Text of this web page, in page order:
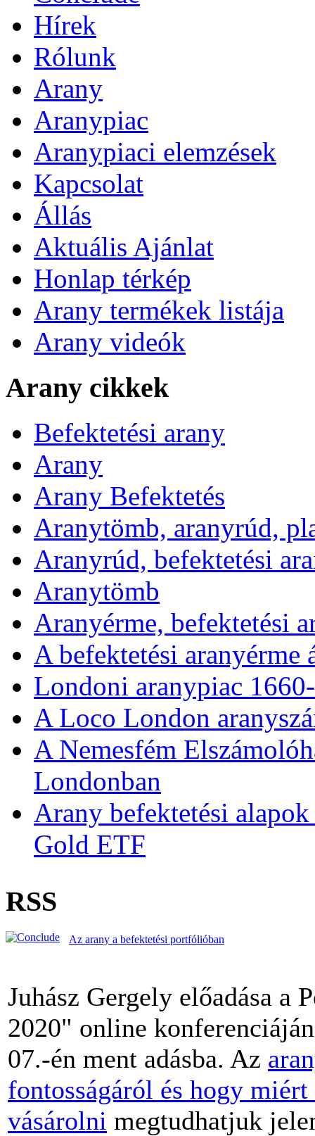
Hírek
Rólunk
Arany
Aranypiac
Aranypiaci elemzések
Kapcsolat
Állás
Aktuális Ajánlat
Honlap térkép
Arany termékek listája
Arany videók
Arany cikkek
Befektetési arany
Arany
Arany Befektetés
Aranytömb, aranyrúd,
Aranyrúd, befektetési
Aranytömb
Aranyérme, befektetési
A befektetési
Londoni aranypiac
A Loco London
A Nemesfém
Londonban
Arany befektetési
Gold ETF
RSS
Az arany a befektetési portfólióban
Juhász Gergely előadása
2020" online
07.-én ment adásba. Az
fontosságáról és hogy miért
vásárolni megtudhatjuk